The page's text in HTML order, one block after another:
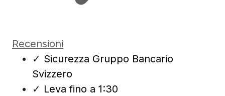
Recensioni
✓ Sicurezza Gruppo Bancario
Svizzero
✓ Leva fino a 1:30